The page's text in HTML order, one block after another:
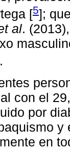
[5];
al.
con el
por
en